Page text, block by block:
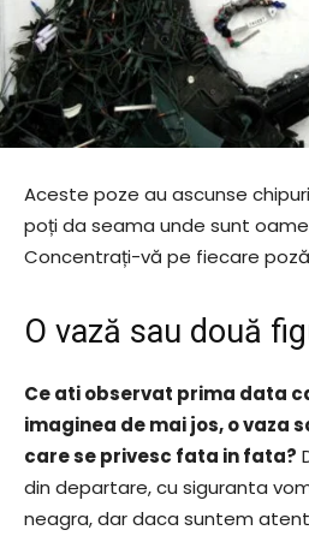
Aceste poze au ascunse
poți da seama unde sunt
Concentrați-vă pe fiecare
O vază sau două
Ce ati observat prima data
imaginea de mai jos, o vaza
care se privesc fata in fata?
din departare, cu siguranta
neagra, dar daca suntem